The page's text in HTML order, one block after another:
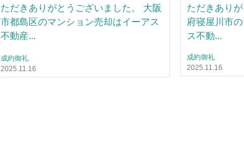
ただきありがとうございました。 大阪
市都島区のマンション売却はイーアス
不動産...
成約御礼
2025.11.16
ただきあり
府寝屋川市
ス不動...
成約御礼
2025.11.16